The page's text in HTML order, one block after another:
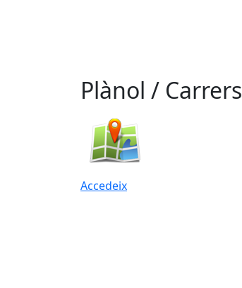
Plànol / Carrers
Accedeix